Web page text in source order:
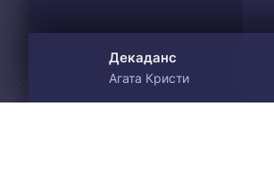
Декаданс
Агата Кристи